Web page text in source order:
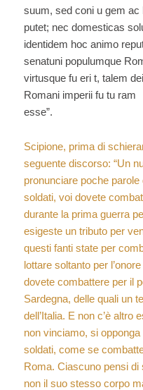
suum, sed coni u gem
putet; nec domesticas
identidem hoc animo
senatuni populumque
virtusque fu eri t, talem
Romani imperii fu tu ram
esse”.
Scipione, prima di
seguente discorso: “Un
pronunciare poche
soldati, voi dovete
durante la prima guerra
esigeste un tributo per
questi fanti state per
lottare soltanto per
dovete combattere per il
Sardegna, delle quali un
dell’Italia. E non c’è altro
non vinciamo, si
soldati, come se
Roma. Ciascuno pensi di
non il suo stesso corpo